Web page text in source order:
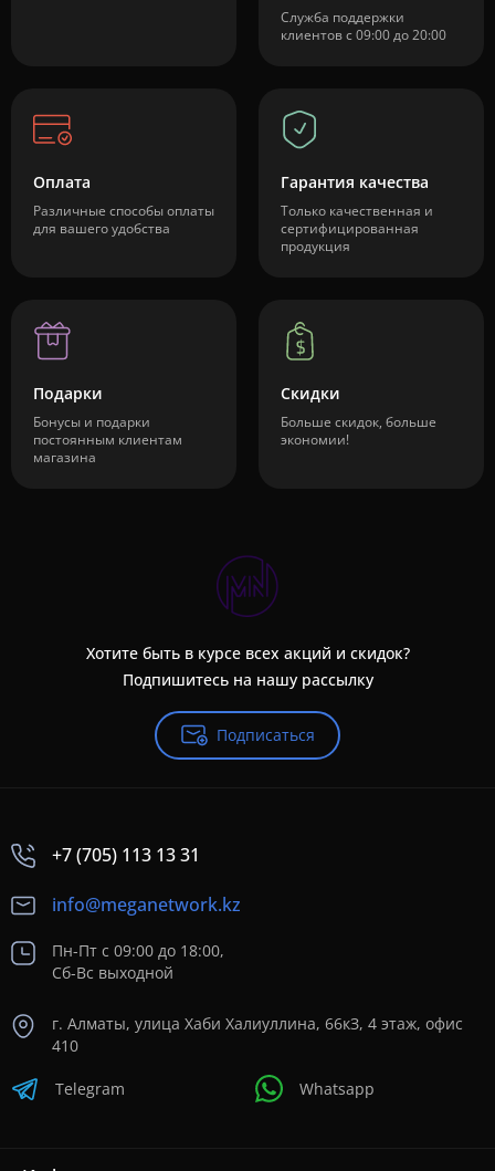
Служба поддержки
клиентов с 09:00 до 20:00
Оплата
Различные способы оплаты
для вашего удобства
Гарантия качества
Только качественная и
сертифицированная
продукция
Подарки
Бонусы и подарки
постоянным клиентам
магазина
Скидки
Больше скидок, больше
экономии!
Хотите быть в курсе всех акций и скидок?
Подпишитесь на нашу рассылку
Подписаться
+7 (705) 113 13 31
info@meganetwork.kz
Пн-Пт с 09:00 до 18:00,
Сб-Вс выходной
г. Алматы, улица Хаби Халиуллина, 66кЗ, 4 этаж, офис
410
Telegram Whatsapp